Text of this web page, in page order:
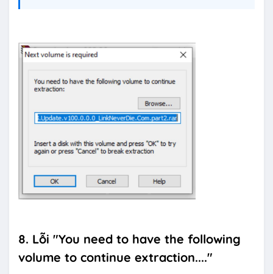
8. Lỗi "You need to have the following
volume to continue extraction...."